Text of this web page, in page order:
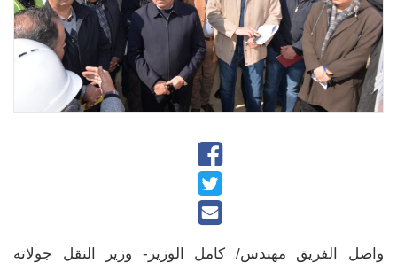
واصل الفريق مهندس/ كامل الوزير- وزير النقل جولاته